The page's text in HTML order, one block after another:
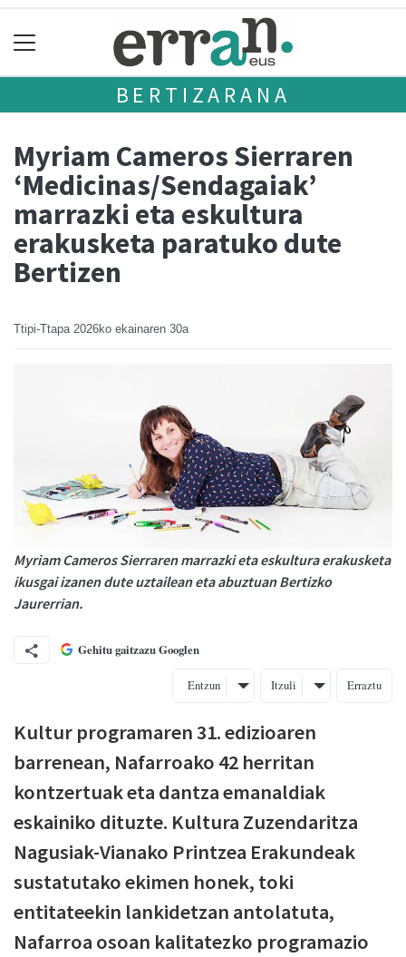
BERTIZARANA
Myriam Cameros Sierraren
‘Medicinas/Sendagaiak’
marrazki eta eskultura
erakusketa paratuko dute
Bertizen
Ttipi-Ttapa 2026ko ekainaren 30a
Myriam Cameros Sierraren marrazki eta eskultura erakusketa
ikusgai izanen dute uztailean eta abuztuan Bertizko
Jaurerrian.
Gehitu gaitzazu Googlen
Entzun Itzuli Erraztu
Kultur programaren 31. edizioaren
barrenean, Nafarroako 42 herritan
kontzertuak eta dantza emanaldiak
eskainiko dituzte. Kultura Zuzendaritza
Nagusiak-Vianako Printzea Erakundeak
sustatutako ekimen honek, toki
entitateekin lankidetzan antolatuta,
Nafarroa osoan kalitatezko programazio